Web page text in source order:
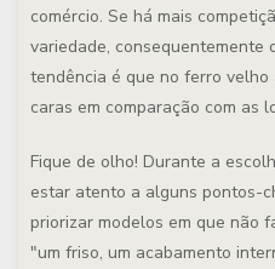
comércio. Se há mais
variedade, consequentemente
tendência é que no ferro velho
caras em comparação com as
Fique de olho! Durante a
estar atento a alguns pontos-
priorizar modelos em que não
"um friso, um acabamento